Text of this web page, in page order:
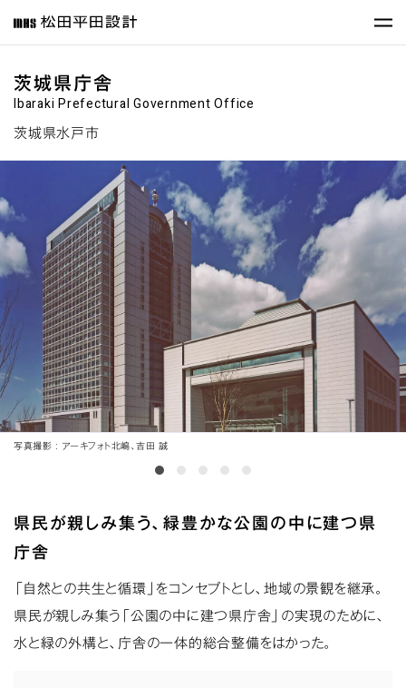
茨城県庁舎
Ibaraki Prefectural Government Office
茨城県水戸市
写真撮影 アーキフォト北嶋、吉田 誠
県民が親しみ集う、緑豊かな公園の中に建つ県
庁舎
「自然との共生と循環」をコンセプトとし、地域の景観を継承。
県民が親しみ集う「公園の中に建つ県庁舎」の実現のために、
水と緑の外構と、庁舎の一体的総合整備をはかった。